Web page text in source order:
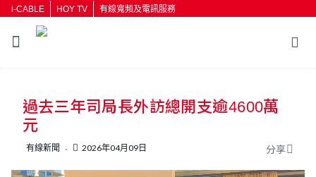
i-CABLE HOY TV 有線寬頻及電訊服務
過去三年司局長外訪總開支逾4600萬
元
有線新聞 2026年04月09日 分享